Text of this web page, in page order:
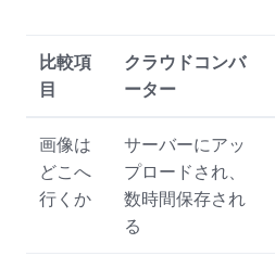
比較項
目
クラウドコンバ
ーター
画像は
どこへ
行くか
サーバーにアッ
プロードされ、
数時間保存され
る